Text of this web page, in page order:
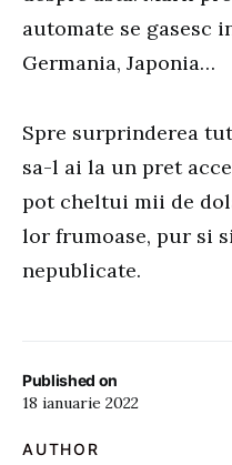
Published on
18 ianuarie 2022
AUTHOR
automate se gasesc
Germania, Japonia…
Spre surprinderea
sa-l ai la un pret
pot cheltui mii de
lor frumoase, pur si
nepublicate.